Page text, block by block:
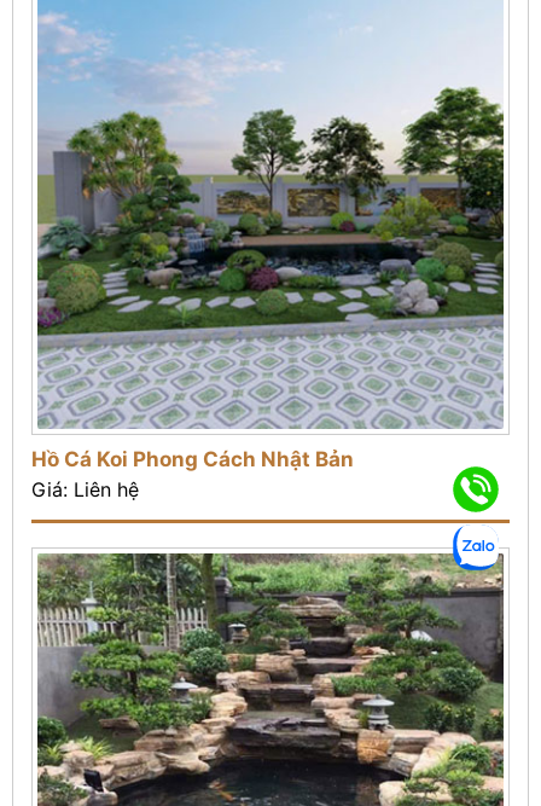
Hồ Cá Koi Phong Cách Nhật Bản
Giá: Liên hệ